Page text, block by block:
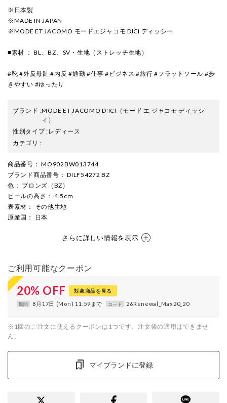
※日本製
※MADE IN JAPAN
※MODE ET JACOMO モードエジャコモ DICI ディッシー
■素材 ： BL、BZ、SV・生地（ストレッチ生地）
#靴 #外反母趾 #内反 #通勤 #仕事 #ビジネス #旅行 #フラットソール #歩
きやすい #ゆったり
ブランド :MODE ET JACOMO D'ICI （モード エ ジャコモ ディッシ
ィ）
性別タイプ:レディース
カテゴリ :
商品番号 ： MO902BW013744
ブランド商品番号 ： DILF54272 BZ
色 ： ブロンズ（BZ）
ヒールの高さ ： 4.5cm
表素材 ： その他生地
原産国 ： 日本
さらに詳しい情報を表示
ご利用可能なクーポン
20% OFF 対象商品を見る
期間 8月17日 (Mon) 11:59まで コード 26Renewal_Max20_20
※1回のご注文に使えるクーポンは1つです。注文後の適用はできませ
ん。
マイブランドに登録